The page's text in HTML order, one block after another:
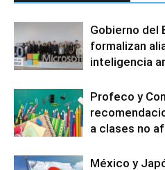
Gobierno del
formalizan
inteligencia
Profeco y
a clases no
México y